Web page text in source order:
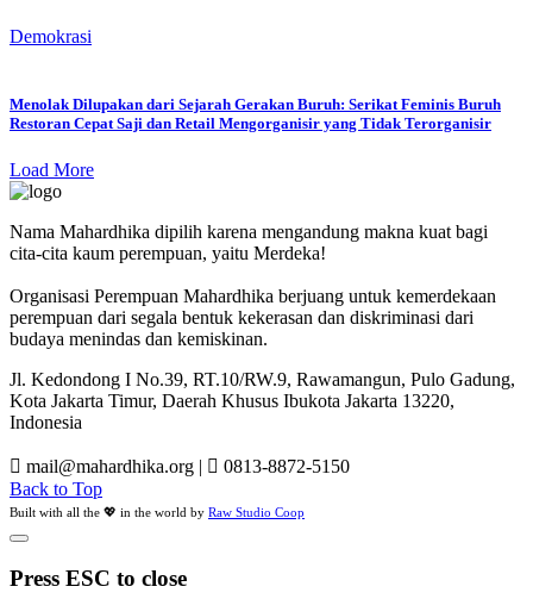
Demokrasi
Menolak Dilupakan dari Sejarah Gerakan Buruh: Serikat Feminis Buruh
Restoran Cepat Saji dan Retail Mengorganisir yang Tidak Terorganisir
Load More
Nama Mahardhika dipilih karena mengandung makna kuat bagi
cita-cita kaum perempuan, yaitu Merdeka!
Organisasi Perempuan Mahardhika berjuang untuk kemerdekaan
perempuan dari segala bentuk kekerasan dan diskriminasi dari
budaya menindas dan kemiskinan.
Jl. Kedondong I No.39, RT.10/RW.9, Rawamangun, Pulo Gadung,
Kota Jakarta Timur, Daerah Khusus Ibukota Jakarta 13220,
Indonesia
mail@mahardhika.org |
0813-8872-5150
Back to Top
Built with all the 💖 in the world by Raw Studio Coop
Press ESC to close